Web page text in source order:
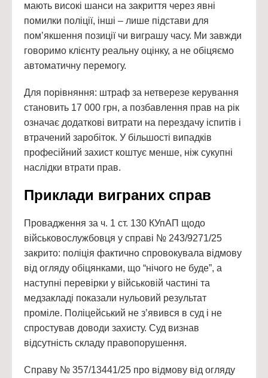
мають високі шанси на закриття через явні
помилки поліції, інші – лише підстави для
пом’якшення позиції чи виграшу часу. Ми завжди
говоримо клієнту реальну оцінку, а не обіцяємо
автоматичну перемогу.
Для порівняння: штраф за нетверезе керування
становить 17 000 грн, а позбавлення прав на рік
означає додаткові витрати на перездачу іспитів і
втрачений заробіток. У більшості випадків
професійний захист коштує менше, ніж сукупні
наслідки втрати прав.
Приклади виграних справ
Провадження за ч. 1 ст. 130 КУпАП щодо
військовослужбовця у справі № 243/9271/25
закрито: поліція фактично спровокувала відмову
від огляду обіцянками, що “нічого не буде”, а
наступні перевірки у військовій частині та
медзакладі показали нульовий результат
проміле. Поліцейський не з’явився в суд і не
спростував доводи захисту. Суд визнав
відсутність складу правопорушення.
Справу № 357/13441/25 про відмову від огляду